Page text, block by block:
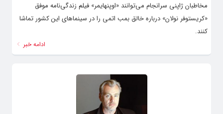
مخاطبان ژاپنی سرانجام می‌توانند «اوپنهایمر» فیلم زندگی‌نامه موفق
«کریستوفر نولان» درباره خالق بمب اتمی را در سینماهای این کشور تماشا
کنند.
ادامه خبر